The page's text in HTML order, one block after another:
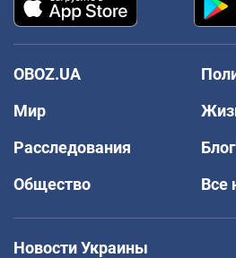
OBOZ.UA
Мир
Расследования
Общество
Все
Новости Украины